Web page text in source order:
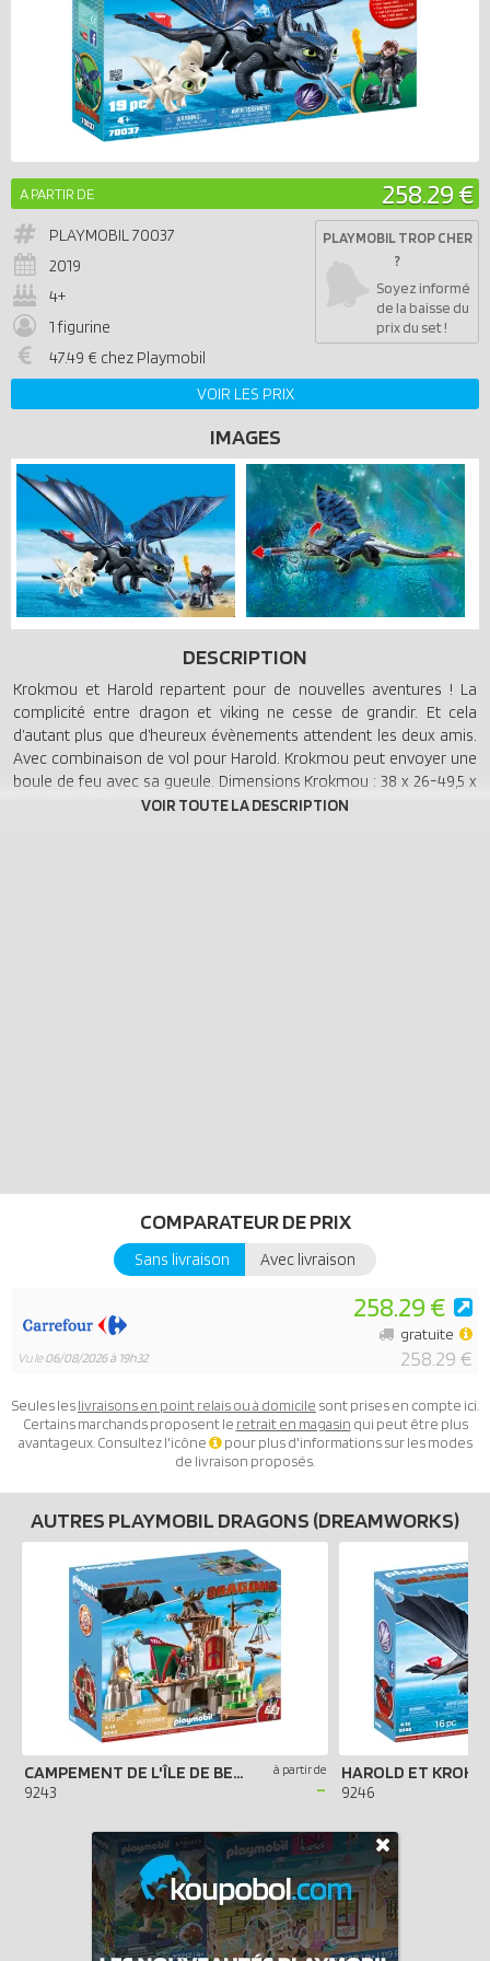
A PARTIR DE 258.29 €
PLAYMOBIL70037
2019
4+
1 figurine
47.49 € chez Playmobil
PLAYMOBIL TROP CHER
?
Soyez informé
de la baisse du
prix du set !
VOIR LES PRIX
IMAGES
DESCRIPTION
Krokmou et Harold repartent pour de nouvelles aventures ! La
complicité entre dragon et viking ne cesse de grandir. Et cela
d’autant plus que d’heureux évènements attendent les deux amis.
Avec combinaison de vol pour Harold. Krokmou peut envoyer une
boule de feu avec sa gueule. Dimensions Krokmou : 38 x 26-49,5 x
COMPARATEUR DE PRIX
Sans livraison Avec livraison
Vu le06/08/2026 à 19h32
258.29 €
258.29 €
gratuite
Seules leslivraisons en point relais ou à domicile sont prises en compte ici.
Certains marchands proposent le retrait en magasin qui peut être plus
avantageux. Consultez l'icône
pour plus d'informations sur les modes
de livraison proposés.
AUTRES PLAYMOBIL DRAGONS (DREAMWORKS)
CAMPEMENT DE L'ÎLE DE BEURK
9243
à partir de
-
HAROLD ET
9246